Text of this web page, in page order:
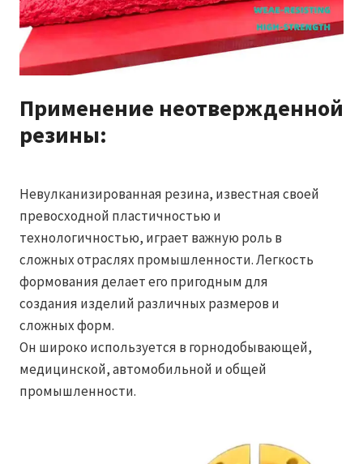
Применение неотвержденной
резины:
Невулканизированная резина, известная своей
превосходной пластичностью и
технологичностью, играет важную роль в
сложных отраслях промышленности. Легкость
формования делает его пригодным для
создания изделий различных размеров и
сложных форм.
Он широко используется в горнодобывающей,
медицинской, автомобильной и общей
промышленности.